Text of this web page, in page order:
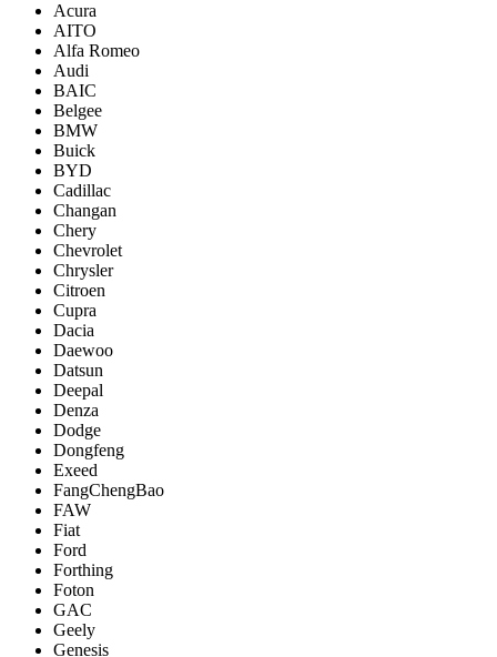
Acura
AITO
Alfa Romeo
Audi
BAIC
Belgee
BMW
Buick
BYD
Cadillac
Changan
Chery
Chevrolet
Chrysler
Citroen
Cupra
Dacia
Daewoo
Datsun
Deepal
Denza
Dodge
Dongfeng
Exeed
FangChengBao
FAW
Fiat
Ford
Forthing
Foton
GAC
Geely
Genesis